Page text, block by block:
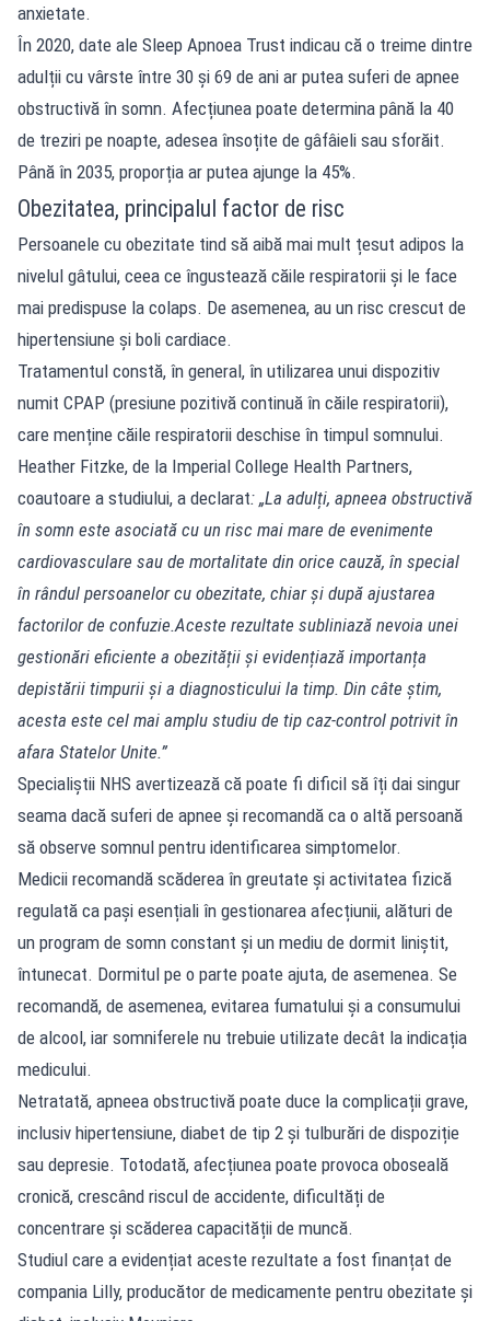
anxietate.
În 2020, date ale Sleep Apnoea Trust indicau că o treime dintre
adulții cu vârste între 30 și 69 de ani ar putea suferi de apnee
obstructivă în somn. Afecțiunea poate determina până la 40
de treziri pe noapte, adesea însoțite de gâfâieli sau sforăit.
Până în 2035, proporția ar putea ajunge la 45%.
Obezitatea, principalul factor de risc
Persoanele cu obezitate tind să aibă mai mult țesut adipos la
nivelul gâtului, ceea ce îngustează căile respiratorii și le face
mai predispuse la colaps. De asemenea, au un risc crescut de
hipertensiune și boli cardiace.
Tratamentul constă, în general, în utilizarea unui dispozitiv
numit CPAP (presiune pozitivă continuă în căile respiratorii),
care menține căile respiratorii deschise în timpul somnului.
Heather Fitzke, de la Imperial College Health Partners,
coautoare a studiului, a declarat: „La adulți, apneea obstructivă
în somn este asociată cu un risc mai mare de evenimente
cardiovasculare sau de mortalitate din orice cauză, în special
în rândul persoanelor cu obezitate, chiar și după ajustarea
factorilor de confuzie.Aceste rezultate subliniază nevoia unei
gestionări eficiente a obezității și evidențiază importanța
depistării timpurii și a diagnosticului la timp. Din câte știm,
acesta este cel mai amplu studiu de tip caz-control potrivit în
afara Statelor Unite.”
Specialiștii NHS avertizează că poate fi dificil să îți dai singur
seama dacă suferi de apnee și recomandă ca o altă persoană
să observe somnul pentru identificarea simptomelor.
Medicii recomandă scăderea în greutate și activitatea fizică
regulată ca pași esențiali în gestionarea afecțiunii, alături de
un program de somn constant și un mediu de dormit liniștit,
întunecat. Dormitul pe o parte poate ajuta, de asemenea. Se
recomandă, de asemenea, evitarea fumatului și a consumului
de alcool, iar somniferele nu trebuie utilizate decât la indicația
medicului.
Netratată, apneea obstructivă poate duce la complicații grave,
inclusiv hipertensiune, diabet de tip 2 și tulburări de dispoziție
sau depresie. Totodată, afecțiunea poate provoca oboseală
cronică, crescând riscul de accidente, dificultăți de
concentrare și scăderea capacității de muncă.
Studiul care a evidențiat aceste rezultate a fost finanțat de
compania Lilly, producător de medicamente pentru obezitate și